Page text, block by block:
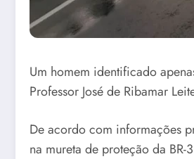
Um homem identificado
Professor José de Ribamar
De acordo com informações
na mureta de proteção da BR-